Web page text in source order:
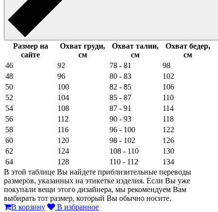
Размер на
сайте
Охват груди,
см
Охват талии,
см
Охват бедер,
см
46
92 78 - 81
98
48
96 80 - 83
102
50
100 82 - 85
106
52
104 85 - 87
110
54
108 87 - 91
114
56
112 90 - 93
118
58
116 96 - 100
122
60
120 98 - 102
126
62
124 108 - 110
130
64
128 110 - 112
134
В этой таблице Вы найдете приблизительные переводы
размеров, указанных на этикетке изделия. Если Вы уже
покупали вещи этого дизайнера, мы рекомендуем Вам
выбирать тот размер, который Вы обычно носите.
В корзину
В избранное